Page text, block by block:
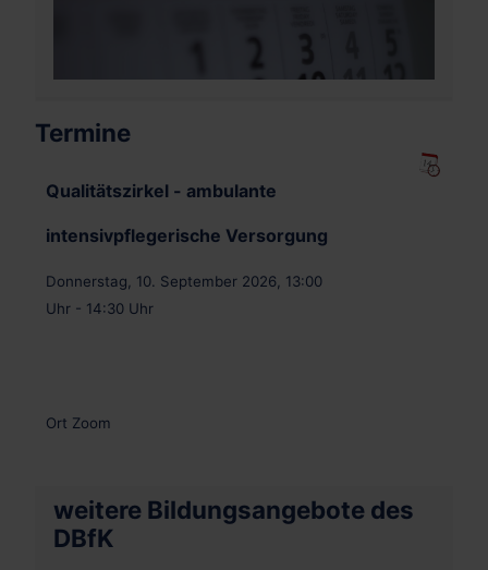
Termine
Qualitätszirkel - ambulante
intensivpflegerische Versorgung
Donnerstag, 10. September 2026, 13:00
Uhr - 14:30 Uhr
Ort Zoom
weitere Bildungsangebote des
DBfK